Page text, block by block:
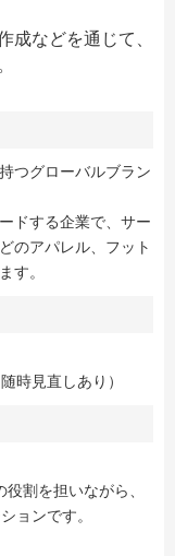
成などを通じて、
つグローバルブラン
ドする企業で、サー
のアパレル、フット
す。
時見直しあり）
割を担いながら、
ョンです。